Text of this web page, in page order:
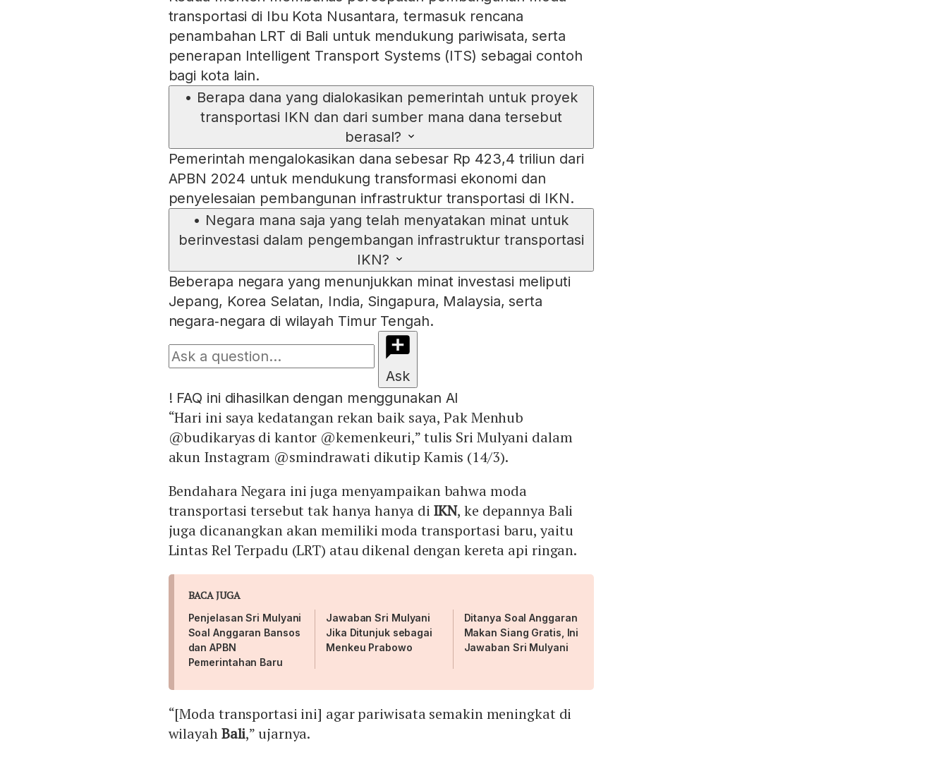
transportasi di Ibu Kota Nusantara, termasuk rencana
penambahan LRT di Bali untuk mendukung pariwisata, serta
penerapan Intelligent Transport Systems (ITS) sebagai contoh
bagi kota lain.
• Berapa dana yang dialokasikan pemerintah untuk proyek
transportasi IKN dan dari sumber mana dana tersebut
berasal?
Pemerintah mengalokasikan dana sebesar Rp 423,4 triliun dari
APBN 2024 untuk mendukung transformasi ekonomi dan
penyelesaian pembangunan infrastruktur transportasi di IKN.
• Negara mana saja yang telah menyatakan minat untuk
berinvestasi dalam pengembangan infrastruktur transportasi
IKN?
Beberapa negara yang menunjukkan minat investasi meliputi
Jepang, Korea Selatan, India, Singapura, Malaysia, serta
negara‑negara di wilayah Timur Tengah.
Ask
! FAQ ini dihasilkan dengan menggunakan AI
“Hari ini saya kedatangan rekan baik saya, Pak Menhub
@budikaryas di kantor @kemenkeuri,” tulis Sri Mulyani dalam
akun Instagram @smindrawati dikutip Kamis (14/3).
Bendahara Negara ini juga menyampaikan bahwa moda
transportasi tersebut tak hanya hanya di IKN, ke depannya Bali
juga dicanangkan akan memiliki moda transportasi baru, yaitu
Lintas Rel Terpadu (LRT) atau dikenal dengan kereta api ringan.
BACA JUGA
Penjelasan Sri Mulyani
Soal Anggaran Bansos
dan APBN
Pemerintahan Baru
Jawaban Sri Mulyani
Jika Ditunjuk sebagai
Menkeu Prabowo
Ditanya Soal Anggaran
Makan Siang Gratis, Ini
Jawaban Sri Mulyani
“[Moda transportasi ini] agar pariwisata semakin meningkat di
wilayahBali,” ujarnya.